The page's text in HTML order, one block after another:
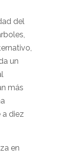
del
un
más
diez
en